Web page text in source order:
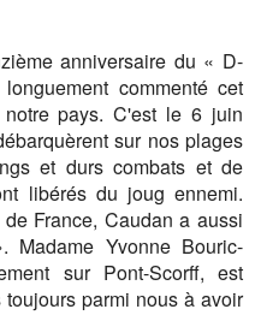
anniversaire du « D-
commenté cet
pays. C'est le 6 juin
sur nos plages
et durs combats et de
libérés du joug ennemi.
France, Caudan a aussi
Madame Yvonne Bouric-
sur Pont-Scorff, est
parmi nous à avoir